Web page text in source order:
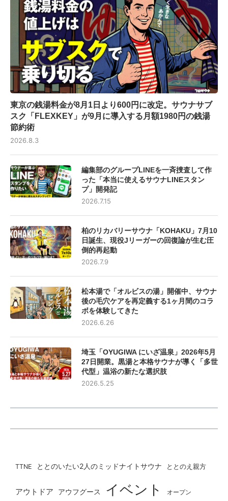
東京の銭湯料金が8月1日より600円に改定。サウナサブ
スク「FLEXKEY」が9月に導入する月額1980円の銭湯
節約術
2026.8.3
編集部のグループLINEを一斉捜査して作
った「本当に使えるサウナLINEスタン
プ」開発記
2026.7.15
柏のリカバリーサウナ「KOHAKU」7月10
日誕生、現役Jリーガーの回復論が生む圧
倒的再起動
2026.7.9
松本湯で「オルビスの湯」開催中、サウナ
後の毛穴ケアを再定義する1ヶ月間のコラ
ボを体験してきた
2026.6.26
埼玉「OYUGIWA にいざ温泉」2026年5月
27日開業。黒湯と本格サウナが導く「多世
代型」温浴の新たな選択肢
2026.5.25
TTNE ととのいたい2人のミッドナイトサウナ ととのえ親方
アウトドア アウフグース イベント オープン